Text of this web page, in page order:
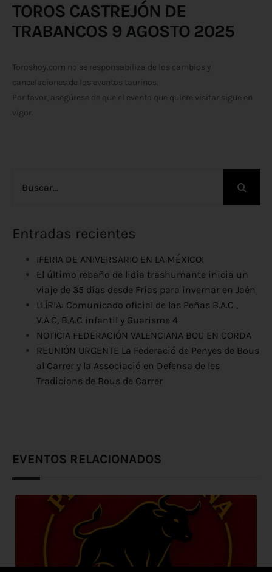
TOROS CASTREJÓN DE
TRABANCOS 9 AGOSTO 2025
Toroshoy.com no se responsabiliza de los cambios y
cancelaciones de los eventos taurinos.
Por favor, asegúrese de que el evento que quiere visitar sigue en
vigor.
Entradas recientes
¡FERIA DE ANIVERSARIO EN LA MÉXICO!
El último rebaño de lidia trashumante inicia un
viaje de 35 días desde Frías para invernar en Jaén
LLÍRIA: Comunicado oficial de las Peñas B.A.C ,
V.A.C, B.A.C infantil y Guarisme 4
NOTICIA FEDERACIÓN VALENCIANA BOU EN CORDA
REUNIÓN URGENTE La Federació de Penyes de Bous
al Carrer y la Associació en Defensa de les
Tradicions de Bous de Carrer
EVENTOS RELACIONADOS